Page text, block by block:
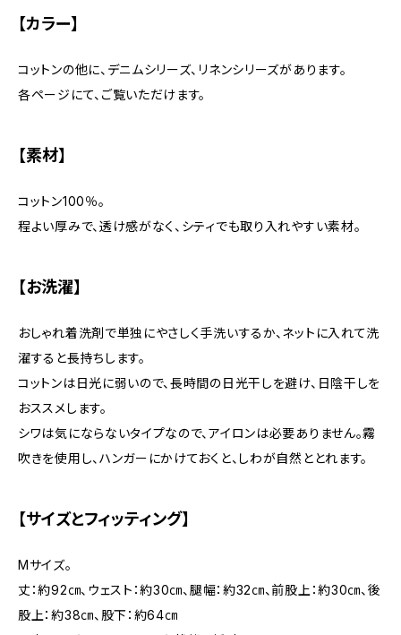
【カラー】
コットンの他に、デニムシリーズ、リネンシリーズがあります。
各ページにて、ご覧いただけます。
【素材】
コットン100％。
程よい厚みで、透け感がなく、シティでも取り入れやすい素材。
【お洗濯】
おしゃれ着洗剤で単独にやさしく手洗いするか、ネットに入れて洗
濯すると長持ちします。
コットンは日光に弱いので、長時間の日光干しを避け、日陰干しを
おススメします。
シワは気にならないタイプなので、アイロンは必要ありません。霧
吹きを使用し、ハンガーにかけておくと、しわが自然ととれます。
【サイズとフィッティング】
Mサイズ。
丈：約92㎝、ウェスト：約30㎝、腿幅：約32㎝、前股上：約30㎝、後
股上：約38㎝、股下：約64㎝